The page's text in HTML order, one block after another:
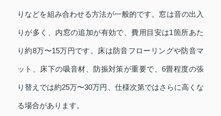
りなどを組み合わせる方法が一般的です。窓は音の出入
りが多く、内窓の追加が有効で、費用目安は1箇所あた
り約8万〜15万円です。床は防音フローリングや防音マ
ット、床下の吸音材、防振対策が重要で、6畳程度の張
り替えでは約25万〜30万円、仕様次第ではさらに高くな
る場合があります。